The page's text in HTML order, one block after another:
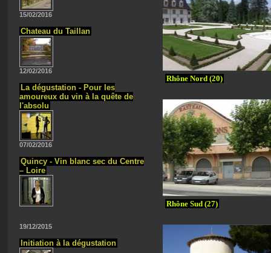
15/02/2016
Chateau du Taillan
12/02/2016
La dégustation - Pour les
amoureux du vin à la quête de
l'absolu
07/02/2016
Quincy - Vin blanc sec du Centre
– Loire
19/12/2015
Initiation à la dégustation
Rhône Nord (20)
Rhône Sud (27)